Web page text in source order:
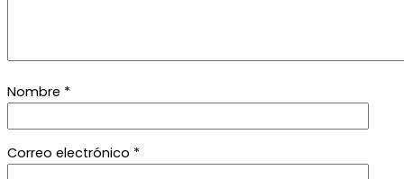
Nombre *
Correo electrónico *